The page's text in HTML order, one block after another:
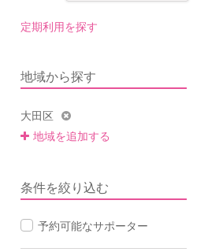
定期利用を探す
地域から探す
大田区
地域を追加する
条件を絞り込む
予約可能なサポーター